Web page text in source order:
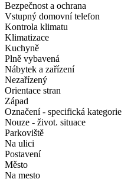
Bezpečnost a ochrana
Vstupný domovní telefon
Kontrola klimatu
Klimatizace
Kuchyně
Plně vybavená
Nábytek a zařízení
Nezařízený
Orientace stran
Západ
Označení - specifická kategorie
Nouze - život. situace
Parkoviště
Na ulici
Postavení
Město
Na mesto